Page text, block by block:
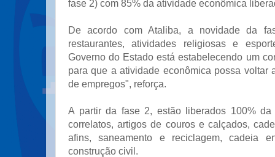
fase 2) com 85% da atividade econômica
De acordo com Ataliba, a novidade da
restaurantes, atividades religiosas e
Governo do Estado está estabelecendo um
para que a atividade econômica possa voltar
de empregos", reforça.
A partir da fase 2, estão liberados 100%
correlatos, artigos de couros e calçados,
afins, saneamento e reciclagem, cadeia
construção civil.